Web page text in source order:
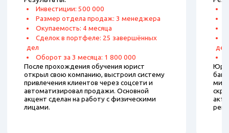
Инвестиции: 500 000
Размер отдела продаж: 3 менеджера
Окупаемость: 4 месяца
Сделок в портфеле: 25 завершённых
дел
Оборот за 3 месяца: 1 800 000
После прохождения обучения юрист
открыл свою компанию, выстроил систему
привлечения клиентов через соцсети и
автоматизировал продажи. Основной
акцент сделан на работу с физическими
лицами.
дел